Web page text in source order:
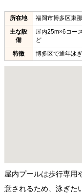
所在地
福岡市博多区東
主な設
備
屋内25m×6コー
ど
特徴
博多区で通年泳
屋内プールは歩行専用
意されるため、泳ぎた